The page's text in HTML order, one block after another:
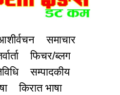
समाचार
फिचर/ब्लग
सम्पादकीय
किरात भाषा